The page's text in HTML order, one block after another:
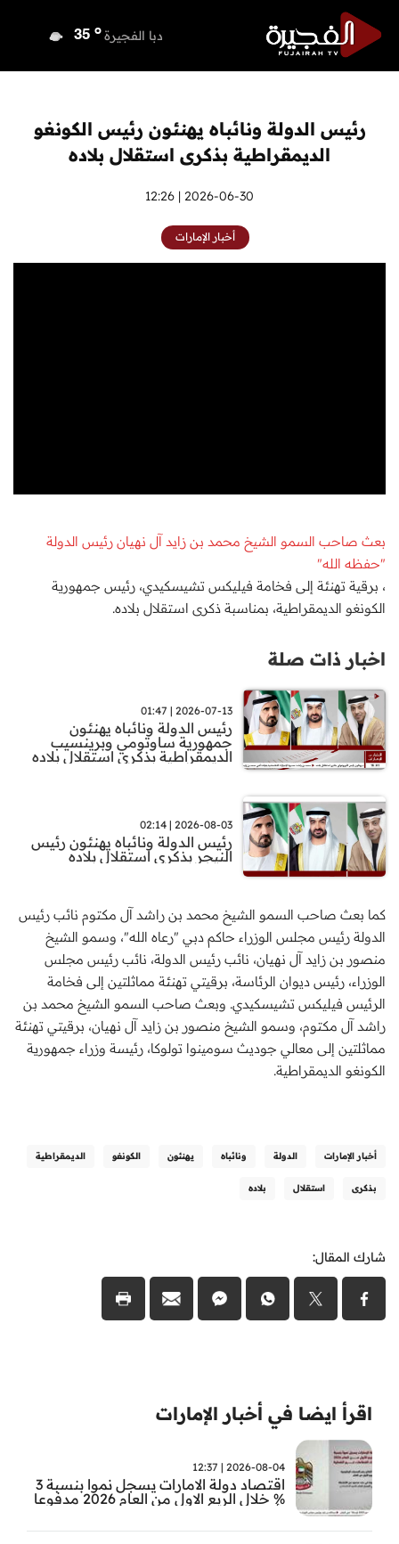
دبا الفجيرة 35 o
أم القيوين o
راس الخيمةo
الفجيرة
رئيس الدولة ونائباه يهنئون رئيس الكونغو
الديمقراطية بذكرى استقلال بلاده
2026-06-30 | 12:26
أخبار الإمارات
بعث صاحب السمو الشيخ محمد بن زايد آل نهيان رئيس الدولة
"حفظه الله"
، برقية تهنئة إلى فخامة فيليكس تشيسكيدي، رئيس جمهورية
الكونغو الديمقراطية، بمناسبة ذكرى استقلال بلاده.
اخبار ذات صلة
2026-07-13 | 01:47
رئيس الدولة ونائباه يهنئون
جمهورية ساوتومي وبرينسيب
الديمقراطية بذكرى استقلال بلاده
2026-08-03 | 02:14
رئيس الدولة ونائباه يهنئون رئيس
النيجر بذكرى استقلال بلاده
كما بعث صاحب السمو الشيخ محمد بن راشد آل مكتوم نائب رئيس
الدولة رئيس مجلس الوزراء حاكم دبي "رعاه الله"، وسمو الشيخ
منصور بن زايد آل نهيان، نائب رئيس الدولة، نائب رئيس مجلس
الوزراء، رئيس ديوان الرئاسة، برقيتي تهنئة مماثلتين إلى فخامة
الرئيس فيليكس تشيسكيدي. وبعث صاحب السمو الشيخ محمد بن
راشد آل مكتوم، وسمو الشيخ منصور بن زايد آل نهيان، برقيتي تهنئة
مماثلتين إلى معالي جوديث سومينوا تولوكا، رئيسة وزراء جمهورية
الكونغو الديمقراطية.
أخبار الإمارات الدولة ونائباه يهنئون الكونغو الديمقراطية
بذكرى استقلال بلاده
شارك المقال:
اقرأ ايضا في أخبار الإمارات
2026-08-04 | 12:37
اقتصاد دولة الامارات يسجل نموا بنسبة 3
% خلال الربع الاول من العام 2026 مدفوعا